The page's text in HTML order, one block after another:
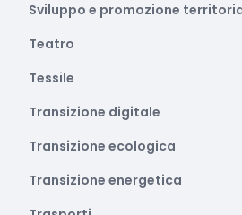
Sviluppo e promozione
Teatro
Tessile
Transizione digitale
Transizione ecologica
Transizione energetica